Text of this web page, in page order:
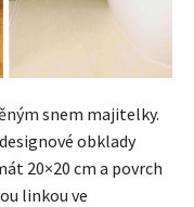
snem majitelky.
obklady
20×20 cm a povrch
linkou ve